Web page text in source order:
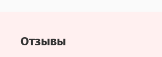
Отзывы